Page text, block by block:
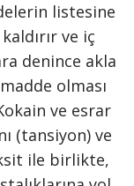
listesine
ve iç
denince akla
olması
ve esrar
(tansiyon) ve
ile birlikte,